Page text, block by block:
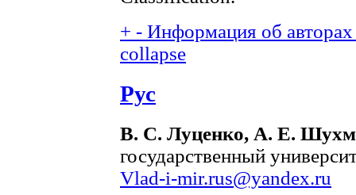
+ - Информация об
collapse
Рус
В. С. Луценко, А. Е.
государственный
Vlad-i-mir.rus@yandex.ru